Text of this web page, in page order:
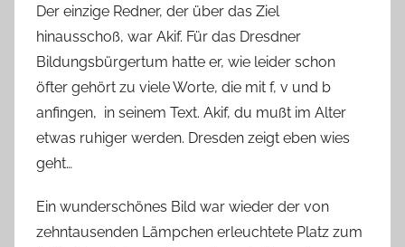
Der einzige Redner, der über das Ziel
hinausschoß, war Akif. Für das Dresdner
Bildungsbürgertum hatte er, wie leider schon
öfter gehört zu viele Worte, die mit f, v und b
anfingen, in seinem Text. Akif, du mußt im Alter
etwas ruhiger werden. Dresden zeigt eben wies
geht…
Ein wunderschönes Bild war wieder der von
zehntausenden Lämpchen erleuchtete Platz zum